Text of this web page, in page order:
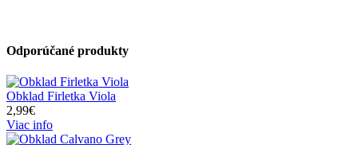
Odporúčané produkty
Obklad Firletka Viola
2,99€
Viac info